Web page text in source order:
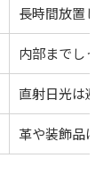
長時間放置し
内部までし
直射日光は避
革や装飾品は